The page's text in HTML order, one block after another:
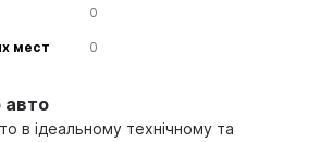
авто
в ідеальному технічному та
0
мест 0